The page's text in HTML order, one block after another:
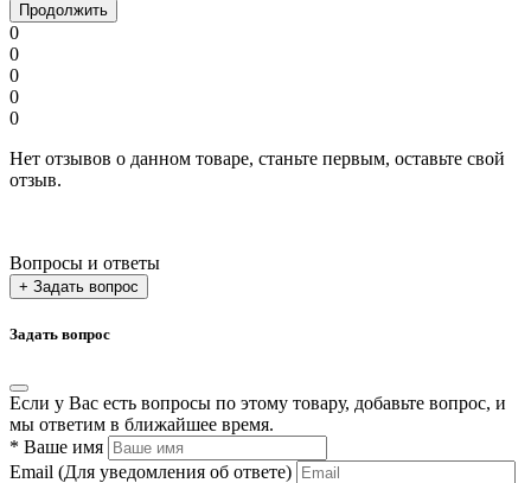
Продолжить
0
0
0
0
0
Нет отзывов о данном товаре, станьте первым, оставьте свой
отзыв.
Вопросы и ответы
+ Задать вопрос
Задать вопрос
Если у Вас есть вопросы по этому товару, добавьте вопрос, и
мы ответим в ближайшее время.
* Ваше имя
Email (Для уведомления об ответе)